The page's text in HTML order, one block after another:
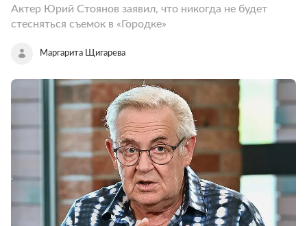
Актер Юрий Стоянов заявил, что никогда не будет
стесняться съемок в «Городке»
Маргарита Щигарева